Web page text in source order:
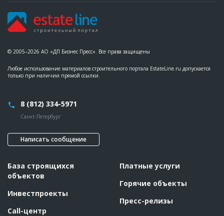
© 2005–2026 АО «ДП Бизнес Пресс». Все права защищены
Любое использование материалов строительного портала EstateLine.ru допускается
только при наличии прямой ссылки.
8 (812) 334-5971
Санкт-Петербург
Написать сообщение
База строящихся
объектов
Инвестпроекты
Call-центр
Платные услуги
Горячие объекты
Пресс-релизы